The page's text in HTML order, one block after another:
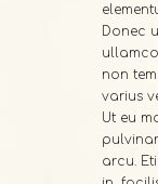
Donec
non
varius
Ut eu
arcu.